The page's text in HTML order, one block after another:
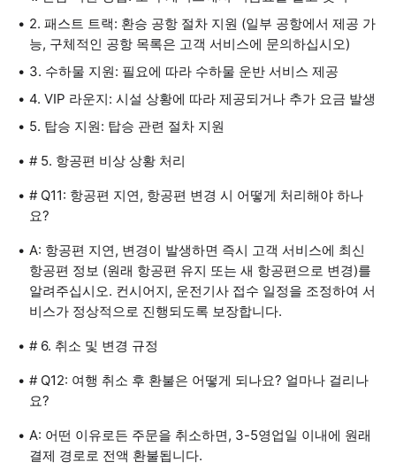
2. 패스트 트랙: 환승 공항 절차 지원 (일부 공항에서 제공 가
능, 구체적인 공항 목록은 고객 서비스에 문의하십시오)
3. 수하물 지원: 필요에 따라 수하물 운반 서비스 제공
4. VIP 라운지: 시설 상황에 따라 제공되거나 추가 요금 발생
5. 탑승 지원: 탑승 관련 절차 지원
# 5. 항공편 비상 상황 처리
# Q11: 항공편 지연, 항공편 변경 시 어떻게 처리해야 하나
요?
A: 항공편 지연, 변경이 발생하면 즉시 고객 서비스에 최신
항공편 정보 (원래 항공편 유지 또는 새 항공편으로 변경)를
알려주십시오. 컨시어지, 운전기사 접수 일정을 조정하여 서
비스가 정상적으로 진행되도록 보장합니다.
# 6. 취소 및 변경 규정
# Q12: 여행 취소 후 환불은 어떻게 되나요? 얼마나 걸리나
요?
A: 어떤 이유로든 주문을 취소하면, 3-5영업일 이내에 원래
결제 경로로 전액 환불됩니다.